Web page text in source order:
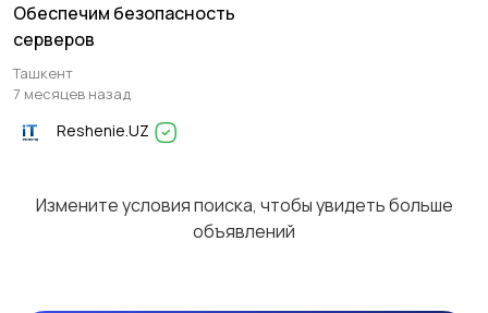
Обеспечим безопасность
серверов
Ташкент
7 месяцев назад
Reshenie.UZ
Измените условия поиска, чтобы увидеть больше
объявлений